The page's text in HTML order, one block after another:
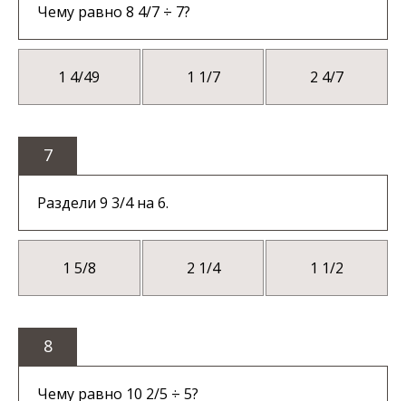
Чему равно 8 4/7 ÷ 7?
1 4/49 1 1/7 2 4/7
7
Раздели 9 3/4 на 6.
1 5/8 2 1/4 1 1/2
8
Чему равно 10 2/5 ÷ 5?